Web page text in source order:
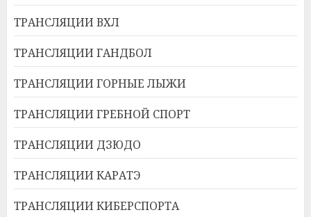
ТРАНСЛЯЦИИ ВХЛ
ТРАНСЛЯЦИИ ГАНДБОЛ
ТРАНСЛЯЦИИ ГОРНЫЕ ЛЫЖИ
ТРАНСЛЯЦИИ ГРЕБНОЙ СПОРТ
ТРАНСЛЯЦИИ ДЗЮДО
ТРАНСЛЯЦИИ КАРАТЭ
ТРАНСЛЯЦИИ КИБЕРСПОРТА